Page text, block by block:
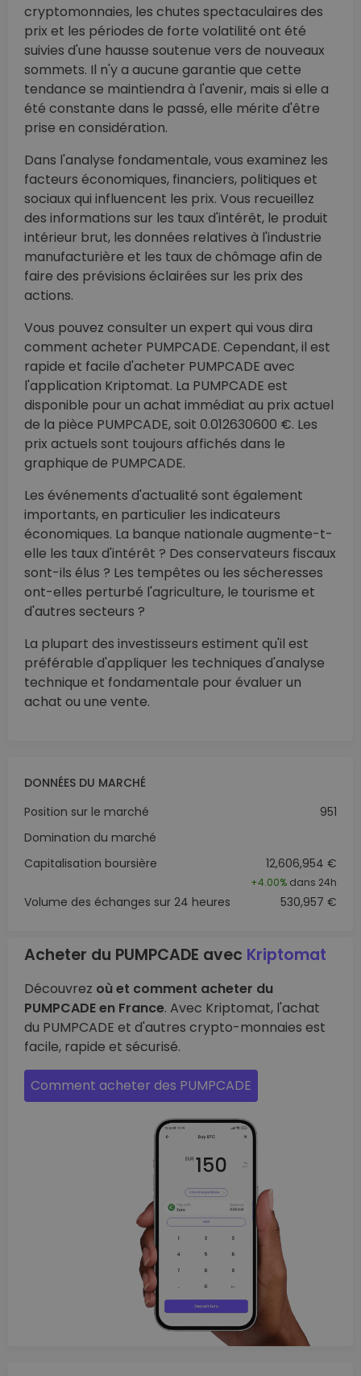
cryptomonnaies, les chutes spectaculaires des
prix et les périodes de forte volatilité ont été
suivies d'une hausse soutenue vers de nouveaux
sommets. Il n'y a aucune garantie que cette
tendance se maintiendra à l'avenir, mais si elle a
été constante dans le passé, elle mérite d'être
prise en considération.
Dans l'analyse fondamentale, vous examinez les
facteurs économiques, financiers, politiques et
sociaux qui influencent les prix. Vous recueillez
des informations sur les taux d'intérêt, le produit
intérieur brut, les données relatives à l'industrie
manufacturière et les taux de chômage afin de
faire des prévisions éclairées sur les prix des
actions.
Vous pouvez consulter un expert qui vous dira
comment acheter PUMPCADE. Cependant, il est
rapide et facile d'acheter PUMPCADE avec
l'application Kriptomat. La PUMPCADE est
disponible pour un achat immédiat au prix actuel
de la pièce PUMPCADE, soit 0.012630600 €. Les
prix actuels sont toujours affichés dans le
graphique de PUMPCADE.
Les événements d'actualité sont également
importants, en particulier les indicateurs
économiques. La banque nationale augmente-t-
elle les taux d'intérêt ? Des conservateurs fiscaux
sont-ils élus ? Les tempêtes ou les sécheresses
ont-elles perturbé l'agriculture, le tourisme et
d'autres secteurs ?
La plupart des investisseurs estiment qu'il est
préférable d'appliquer les techniques d'analyse
technique et fondamentale pour évaluer un
achat ou une vente.
DONNÉES DU MARCHÉ
Position sur le marché
951
Domination du marché
Capitalisation boursière
12,606,954 €
+4.00% dans 24h
Volume des échanges sur 24 heures 530,957 €
Acheter du PUMPCADE avec Kriptomat
Découvrez où et comment acheter du
PUMPCADE en France. Avec Kriptomat, l'achat
du PUMPCADE et d'autres crypto-monnaies est
facile, rapide et sécurisé.
Comment acheter des PUMPCADE